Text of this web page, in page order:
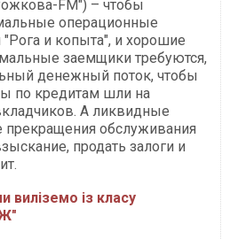
FM") – чтобы
операционные
и копыта", и хорошие
заемщики требуются,
денежный поток, чтобы
по кредитам шли на
А ликвидные
прекращения обслуживания
продать залоги и
виліземо із класу